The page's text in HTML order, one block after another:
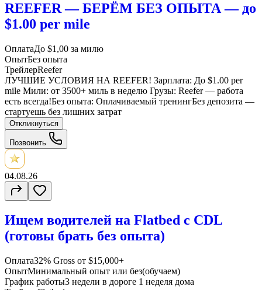
REEFER — БЕРЁМ БЕЗ ОПЫТА — до
$1.00 per mile
ОплатаДо $1,00 за милю
ОпытБез опыта
ТрейлерReefer
ЛУЧШИЕ УСЛОВИЯ НА REEFER! Зарплата: До $1.00 per
mile Мили: от 3500+ миль в неделю Грузы: Reefer — работа
есть всегда!Без опыта: Оплачиваемый тренингБез депозита —
стартуешь без лишних затрат
Откликнуться
Позвонить
04.08.26
Ищем водителей на Flatbed c CDL
(готовы брать без опыта)
Оплата32% Gross от $15,000+
ОпытМинимальный опыт или без(обучаем)
График работы3 недели в дороге 1 неделя дома